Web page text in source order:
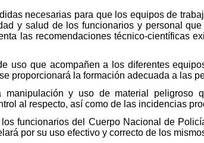
necesarias para que los equipos de
y salud de los funcionarios y personal
las recomendaciones técnico-científicas
uso que acompañen a los diferentes
proporcionará la formación adecuada a las
y uso de material peligroso
al respecto, así como de las incidencias
funcionarios del Cuerpo Nacional de
por su uso efectivo y correcto de los